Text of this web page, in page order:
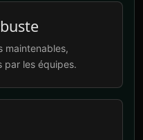
maintenables,
par les équipes.